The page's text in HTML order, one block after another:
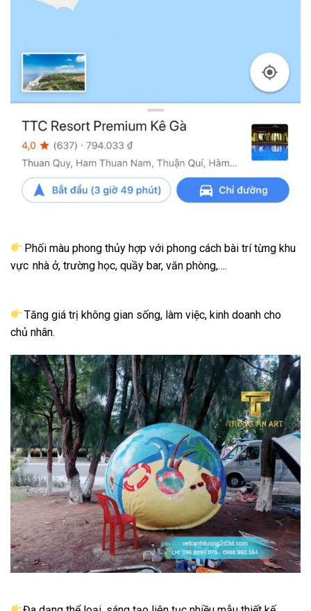
Phối màu phong thủy hợp với phong cách bài trí từng khu
vực nhà ở, trường học, quầy bar, văn phòng,….
Tăng giá trị không gian sống, làm việc, kinh doanh cho
chủ nhân.